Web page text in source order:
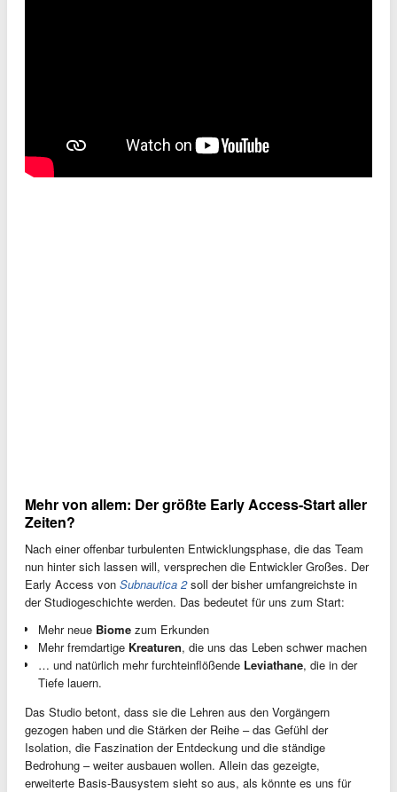
Mehr von allem: Der größte Early Access-Start aller
Zeiten?
Nach einer offenbar turbulenten Entwicklungsphase, die das Team
nun hinter sich lassen will, versprechen die Entwickler Großes. Der
Early Access von Subnautica 2soll der bisher umfangreichste in
der Studiogeschichte werden. Das bedeutet für uns zum Start:
Mehr neue Biome zum Erkunden
Mehr fremdartige Kreaturen, die uns das Leben schwer machen
… und natürlich mehr furchteinflößende Leviathane, die in der
Tiefe lauern.
Das Studio betont, dass sie die Lehren aus den Vorgängern
gezogen haben und die Stärken der Reihe – das Gefühl der
Isolation, die Faszination der Entdeckung und die ständige
Bedrohung – weiter ausbauen wollen. Allein das gezeigte,
erweiterte Basis-Bausystem sieht so aus, als könnte es uns für